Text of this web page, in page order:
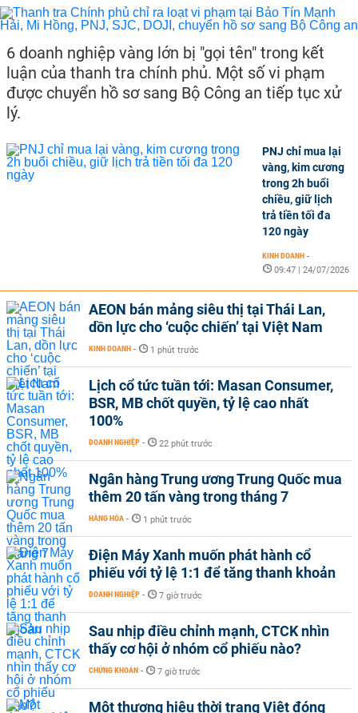
6 doanh nghiệp vàng lớn bị "gọi tên" trong kết
luận của thanh tra chính phủ. Một số vi phạm
được chuyển hồ sơ sang Bộ Công an tiếp tục xử
lý.
PNJ chỉ mua lại
vàng, kim cương
trong 2h buổi
chiều, giữ lịch
trả tiền tối đa
120 ngày
KINH DOANH -
09:47 | 24/07/2026
AEON bán mảng siêu thị tại Thái Lan,
dồn lực cho ‘cuộc chiến’ tại Việt Nam
KINH DOANH - 1 phút trước
Lịch cổ tức tuần tới: Masan Consumer,
BSR, MB chốt quyền, tỷ lệ cao nhất
100%
DOANH NGHIỆP - 22 phút trước
Ngân hàng Trung ương Trung Quốc mua
thêm 20 tấn vàng trong tháng 7
HÀNG HÓA - 1 phút trước
Điện Máy Xanh muốn phát hành cổ
phiếu với tỷ lệ 1:1 để tăng thanh khoản
DOANH NGHIỆP - 7 giờ trước
Sau nhịp điều chỉnh mạnh, CTCK nhìn
thấy cơ hội ở nhóm cổ phiếu nào?
CHỨNG KHOÁN - 7 giờ trước
Một thương hiệu thời trang Việt đóng